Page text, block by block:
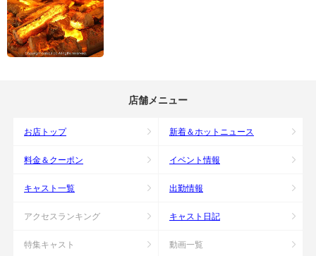
店舗メニュー
お店トップ 新着＆ホットニュース
料金＆クーポン イベント情報
キャスト一覧 出勤情報
アクセスランキング キャスト日記
特集キャスト 動画一覧